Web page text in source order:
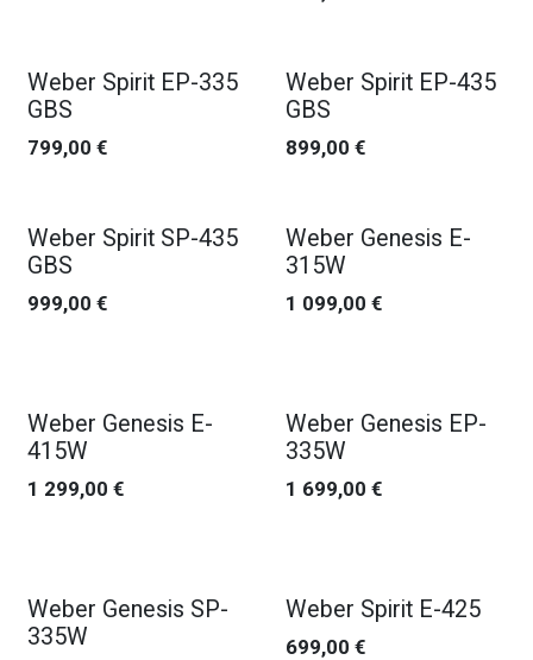
Nouveau !
Weber Spirit EP-335
GBS
799,00 €
Nouveau !
Weber Spirit EP-435
GBS
899,00 €
Nouveau !
Weber Spirit SP-435
GBS
999,00 €
Nouveau !
Weber Genesis E-
315W
1 099,00 €
Nouveau !
Weber Genesis E-
415W
1 299,00 €
Weber Genesis EP-
335W
1 699,00 €
Nouveau !
Weber Genesis SP-
335W
Nouveau !
Weber Spirit E-425
699,00 €